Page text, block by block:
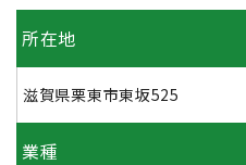
所在地
滋賀県栗東市東坂525
業種